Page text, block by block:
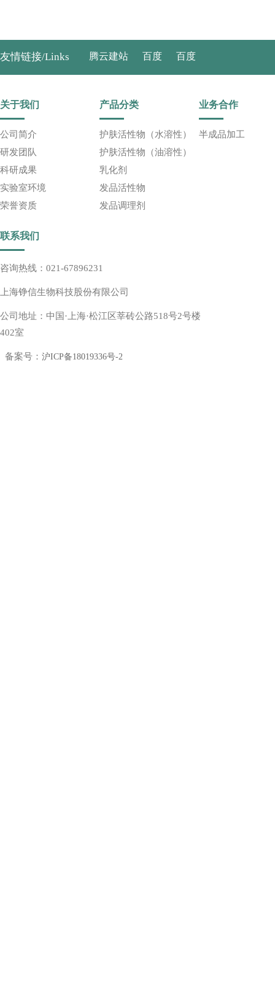
友情链接/Links 腾云建站 百度 百度
关于我们
公司简介
研发团队
科研成果
实验室环境
荣誉资质
产品分类
护肤活性物（水溶性）
护肤活性物（油溶性）
乳化剂
发品活性物
发品调理剂
业务合作
半成品加工
联系我们
咨询热线：021-67896231
上海铮信生物科技股份有限公司
公司地址：中国·上海·松江区莘砖公路518号2号楼
402室
备案号： 沪ICP备18019336号-2